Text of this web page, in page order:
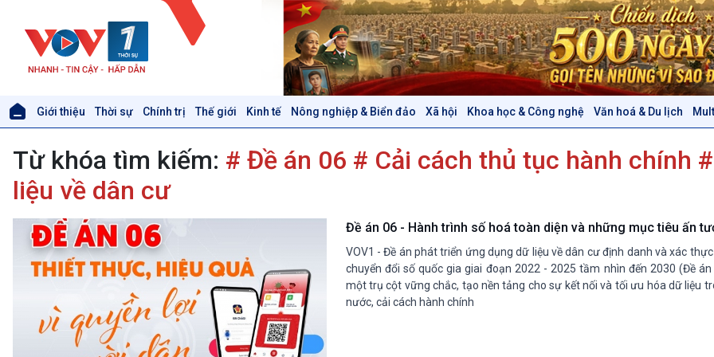
Giới thiệu Thời sự Chính trị Thế giới Kinh tế Nông nghiệp & Biển đảo Xã hội Khoa học & Công nghệ Văn hoá & Du lịch
Thời sự 6h
Thời sự 21h30
Chuyên mục
Theo dòng Thời sự
Tin Chính trị
Đảng trong cuộc sống
Nhận diện sự thật
Pháp luật và đời sống
Tin thế giới
Biên cương - Một dải vững
bền
Xã hội
Tin Đời sống & Xã hội
Khoa học & Công nghệ
Tin Khoa học & Công nghệ
Từ khóa tìm kiếm: # Đề án 06 # Cải cách thủ tục hành chính
liệu về dân cư
Đề án 06 - Hành trình số hoá toàn diện và những mục tiêu ấn
VOV1 - Đề án phát triển ứng dụng dữ liệu về dân cư định danh và xác
chuyển đổi số quốc gia giai đoạn 2022 - 2025 tầm nhìn đến 2030 (Đề
một trụ cột vững chắc, tạo nền tảng cho sự kết nối và tối ưu hóa dữ liệu
nước, cải cách hành chính